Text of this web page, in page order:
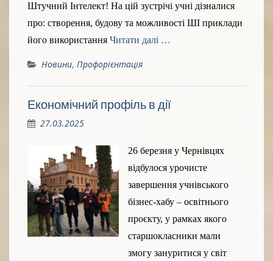
Штучний Інтелект! На цій зустрічі учні дізналися
про: створення, будову та можливості ШІ приклади
його використання Читати далі …
Новини, Профорієнтація
Економічний профіль в дії
27.03.2025
26 березня у Чернівцях
відбулося урочисте
завершення учнівського
бізнес-хабу – освітнього
проєкту, у рамках якого
старшокласники мали
змогу зануритися у світ